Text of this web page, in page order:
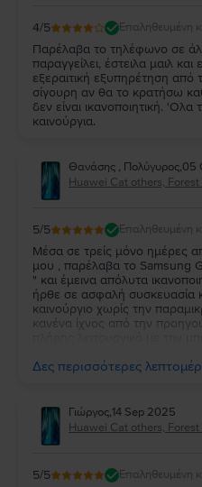
4/5 Επαληθευμένη
Παρέλαβα το τηλέφωνο σε
παραγγείλει, έστειλα μαιλ
εξεραιτική εξυπηρέτηση από
σίγουρη αν θα το κρατήσω
δεν είναι ικανοποιητική. 'Ολα
καινούργια.
Θανάσης , Πολύγυρος,05
Huawei Cat others, Forest
5/5 Επαληθευμένη
Μέσα σε τρείς μόνο ημέρες
μου , παρέλαβα το Samsung
" και έμεινα απόλυτα
ήρθε σε ασφαλή συσκευασία
καινούργιο χωρίς την
κανένα ίχνος από την
όσους θέλουν να αγοράσουν
Δες περισσότερες
Γιώργος,14 Sep 2025
Huawei Cat others, Forest
5/5 Επαληθευμένη